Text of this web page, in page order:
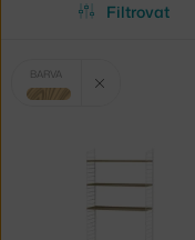
Filtrovat
Vybrané
filtry:
BARVA
světlé dřevo